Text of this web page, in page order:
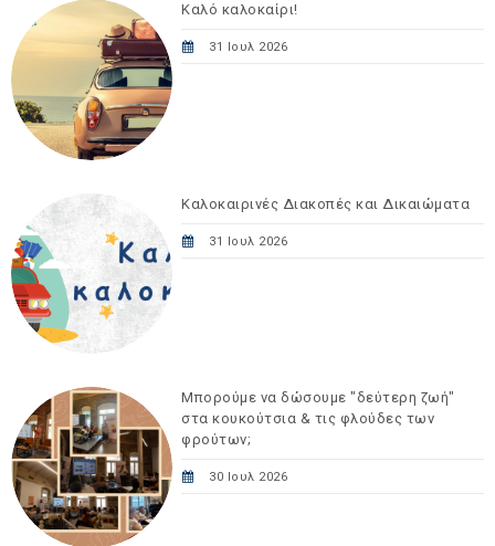
Καλό καλοκαίρι!
31 Ιουλ 2026
Καλοκαιρινές Διακοπές και Δικαιώματα
31 Ιουλ 2026
Μπορούμε να δώσουμε "δεύτερη ζωή"
στα κουκούτσια & τις φλούδες των
φρούτων;
30 Ιουλ 2026